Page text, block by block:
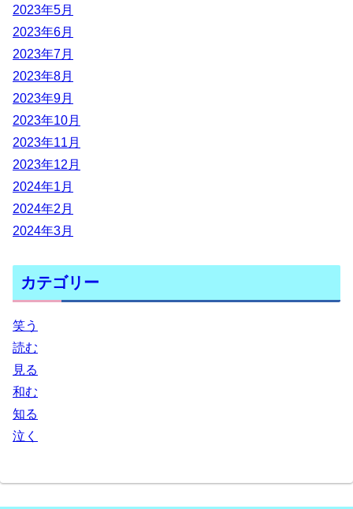
2023年5月
2023年6月
2023年7月
2023年8月
2023年9月
2023年10月
2023年11月
2023年12月
2024年1月
2024年2月
2024年3月
カテゴリー
笑う
読む
見る
和む
知る
泣く